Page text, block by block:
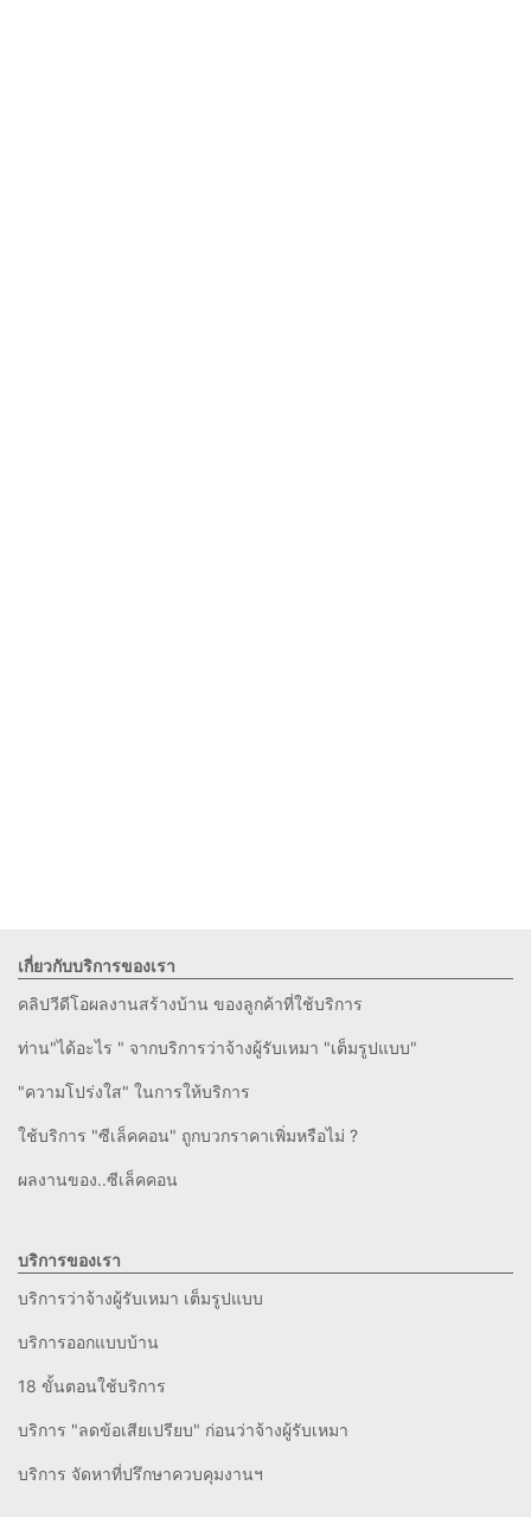
เกี่ยวกับบริการของเรา
คลิปวีดีโอผลงานสร้างบ้าน ของลูกค้าที่ใช้บริการ
ท่าน"ได้อะไร " จากบริการว่าจ้างผู้รับเหมา "เต็มรูปแบบ"
"ความโปร่งใส" ในการให้บริการ
ใช้บริการ "ซีเล็คคอน" ถูกบวกราคาเพิ่มหรือไม่ ?
ผลงานของ..ซีเล็คคอน
บริการของเรา
บริการว่าจ้างผู้รับเหมา เต็มรูปแบบ
บริการออกแบบบ้าน
18 ขั้นตอนใช้บริการ
บริการ "ลดข้อเสียเปรียบ" ก่อนว่าจ้างผู้รับเหมา
บริการ จัดหาที่ปรึกษาควบคุมงานฯ